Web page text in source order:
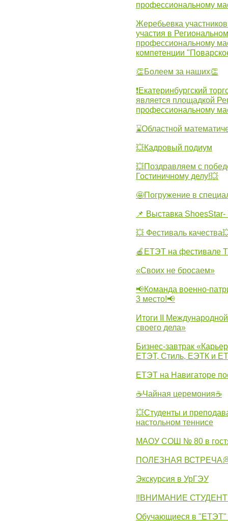
профессиональному
Жеребьевка
участия в
профессиональному
компетенции
👏Болеем за наших👏
❗Екатеринбургский
является площадкой
профессиональному
⌛Областной
💥Кадровый подиум
💥Поздравляем с
Гостиничному делу!💥
🤩Погружение в
📌 Выставка ShoesStar-
💥 Фестиваль
🍎ЕТЭТ на фестивале
«Своих не бросаем»
📢Команда военно-
3 место!📢
Итоги II
своего дела»
Бизнес-завтрак
ЕТЭТ, Стиль, ЕЭТК и
ЕТЭТ на Навигаторе
☕Чайная церемония☕
💥Студенты и
настольном теннисе
МАОУ СОШ № 80 в
ПОЛЕЗНАЯ
Экскурсия в УрГЭУ
‼ВНИМАНИЕ
Обучающиеся в "ЕТЭТ"